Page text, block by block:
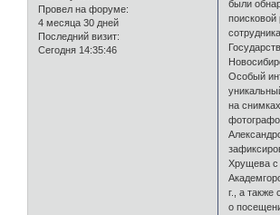
Провел на форуме:
4 месяца 30 дней
Последний визит:
Сегодня 14:35:46
были
поисковой
Особый
на
Хрущева
г., а также
о